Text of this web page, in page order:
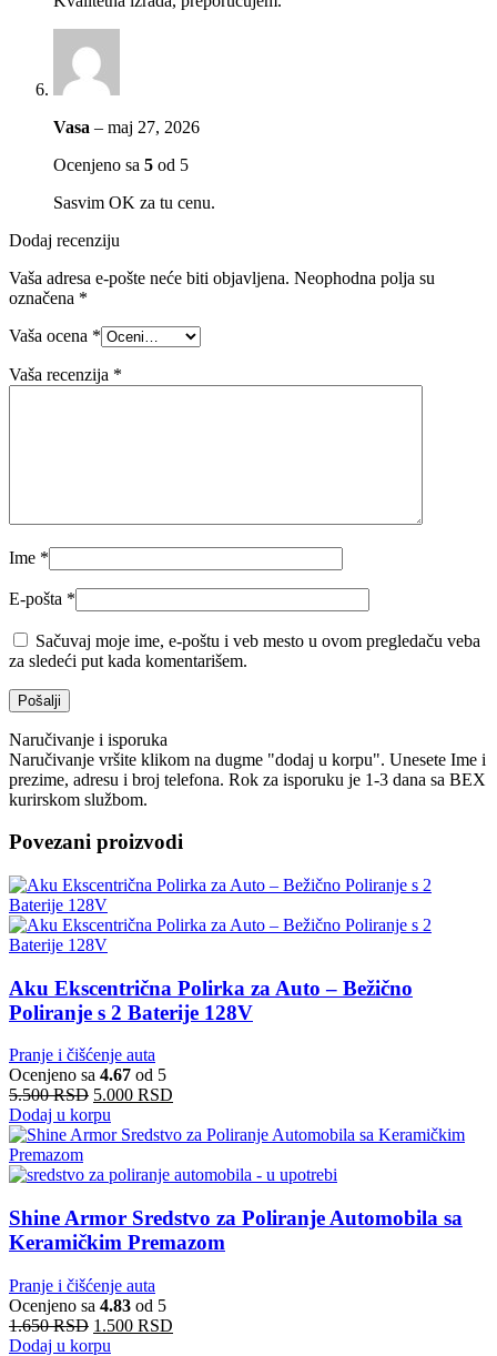
Vasa – maj 27, 2026
Ocenjeno sa 5 od 5
Sasvim OK za tu cenu.
Dodaj recenziju
Vaša adresa e-pošte neće biti objavljena. Neophodna polja su
označena *
Vaša ocena *
Vaša recenzija *
Ime *
E-pošta *
Sačuvaj moje ime, e-poštu i veb mesto u ovom pregledaču veba
za sledeći put kada komentarišem.
Naručivanje i isporuka
Naručivanje vršite klikom na dugme "dodaj u korpu". Unesete Ime i
prezime, adresu i broj telefona. Rok za isporuku je 1-3 dana sa BEX
kurirskom službom.
Povezani proizvodi
Aku Ekscentrična Polirka za Auto – Bežično
Poliranje s 2 Baterije 128V
Pranje i čišćenje auta
Ocenjeno sa 4.67 od 5
5.500RSD 5.000 RSD
Dodaj u korpu
Shine Armor Sredstvo za Poliranje Automobila sa
Keramičkim Premazom
Pranje i čišćenje auta
Ocenjeno sa 4.83 od 5
1.650RSD 1.500 RSD
Dodaj u korpu